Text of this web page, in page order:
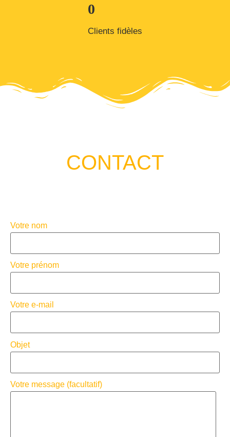
0
Clients fidèles
CONTACT
Votre nom
Votre prénom
Votre e-mail
Objet
Votre message (facultatif)